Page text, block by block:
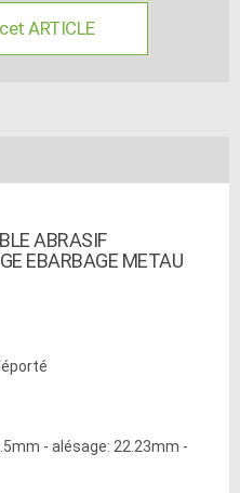
ARTICLE
ABRASIF
EBARBAGE METAU
- alésage: 22.23mm -